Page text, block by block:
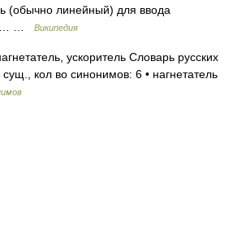
(обычно линейный) для ввода
в… …
Википедия
ускоритель Словарь русских
кол во синонимов: 6 • нагнетатель